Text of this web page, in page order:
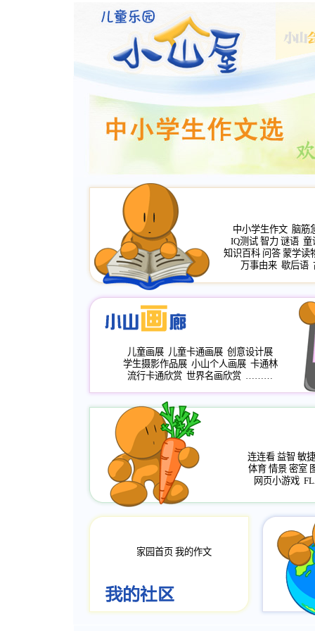
中小学生作文 脑筋
IQ测试 智力 谜语 童
知识百科 问答 蒙学读
万事由来 歇后语
儿童画展 儿童卡通画展 创意设计展
学生摄影作品展 小山个人画展 卡通林
流行卡通欣赏 世界名画欣赏 ………
连连看 益智 敏捷
体育 情景 密室
网页小游戏
家园首页 我的作文